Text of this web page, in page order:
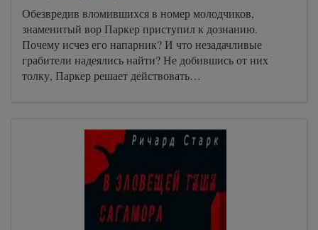
Обезвредив вломившихся в номер молодчиков,
знаменитый вор Паркер приступил к дознанию.
Почему исчез его напарник? И что незадачливые
грабители надеялись найти? Не добившись от них
толку, Паркер решает действовать…